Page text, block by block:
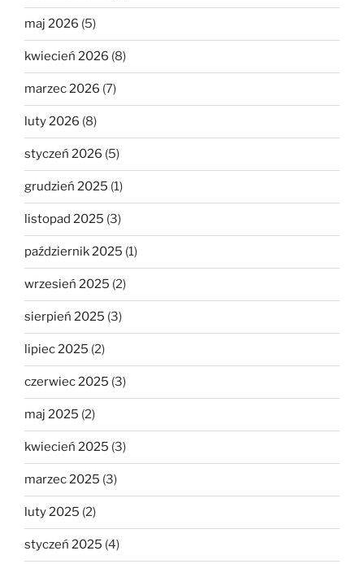
maj 2026 (5)
kwiecień 2026 (8)
marzec 2026 (7)
luty 2026 (8)
styczeń 2026 (5)
grudzień 2025 (1)
listopad 2025 (3)
październik 2025 (1)
wrzesień 2025 (2)
sierpień 2025 (3)
lipiec 2025 (2)
czerwiec 2025 (3)
maj 2025 (2)
kwiecień 2025 (3)
marzec 2025 (3)
luty 2025 (2)
styczeń 2025 (4)